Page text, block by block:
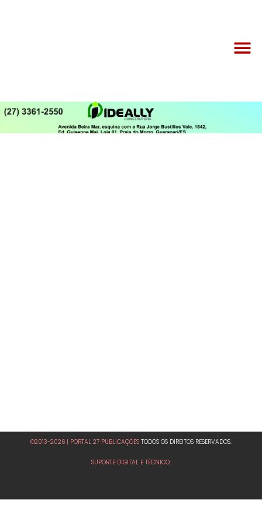
©2013-2026 | PORTAL 27 PUBLICAÇÕES TODOS OS DIREITOS RESERVADOS.
SUPORTE DIGITAL E TÉCNICO: